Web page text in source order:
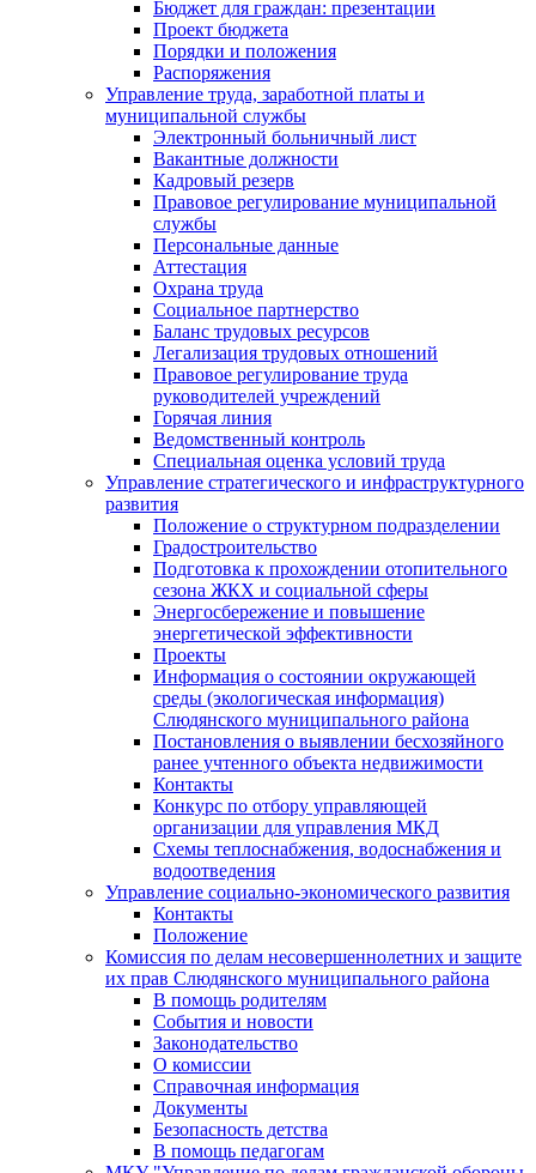
Бюджет для граждан: презентации
Проект бюджета
Порядки и положения
Распоряжения
Управление труда, заработной платы и
муниципальной службы
Электронный больничный лист
Вакантные должности
Кадровый резерв
Правовое регулирование муниципальной
службы
Персональные данные
Аттестация
Охрана труда
Социальное партнерство
Баланс трудовых ресурсов
Легализация трудовых отношений
Правовое регулирование труда
руководителей учреждений
Горячая линия
Ведомственный контроль
Специальная оценка условий труда
Управление стратегического и инфраструктурного
развития
Положение о структурном подразделении
Градостроительство
Подготовка к прохождении отопительного
сезона ЖКХ и социальной сферы
Энергосбережение и повышение
энергетической эффективности
Проекты
Информация о состоянии окружающей
среды (экологическая информация)
Слюдянского муниципального района
Постановления о выявлении бесхозяйного
ранее учтенного объекта недвижимости
Контакты
Конкурс по отбору управляющей
организации для управления МКД
Схемы теплоснабжения, водоснабжения и
водоотведения
Управление социально-экономического развития
Контакты
Положение
Комиссия по делам несовершеннолетних и защите
их прав Слюдянского муниципального района
В помощь родителям
События и новости
Законодательство
О комиссии
Справочная информация
Документы
Безопасность детства
В помощь педагогам